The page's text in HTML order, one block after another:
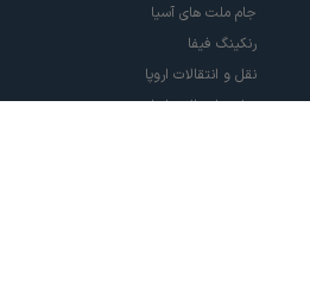
جام ملت های آسیا
رنکینگ فیفا
نقل و انتقالات اروپا
نقل و انتقالات ایران